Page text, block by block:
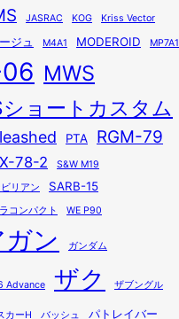
JASRAC KOG Kriss Vector
ジュ M4A1 MODEROID MP7A1
MWS
ョートカスタム
PTA RGM-79
78-2
S&W M19
リアン
SARB-15
コンパクト WE P90
ン ガンダム
Advance ザク ザブングル
カーH バッシュ パトレイバー